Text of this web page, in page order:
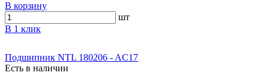
В корзину
шт
В 1 клик
Подшипник NTL 180206 - AC17
Есть в наличии